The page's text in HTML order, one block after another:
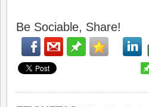
Be Sociable, Share!